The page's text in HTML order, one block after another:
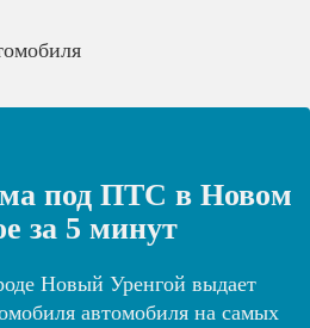
под ПТС в Новом
за 5 минут
Новый Уренгой выдает
автомобиля на самых